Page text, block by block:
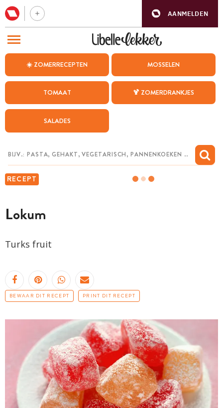
AANMELDEN
☀️ ZOMERRECEPTEN MOSSELEN
TOMAAT 🍹 ZOMERDRANKJES
SALADES
RECEPT
Lokum
Turks fruit
BEWAAR DIT RECEPT PRINT DIT RECEPT
BEZOEK ONZE ANDERE WEBSITES
WEEKMENU
CHAT MET MAIA
MIJN BEWAARDE RECEPTEN